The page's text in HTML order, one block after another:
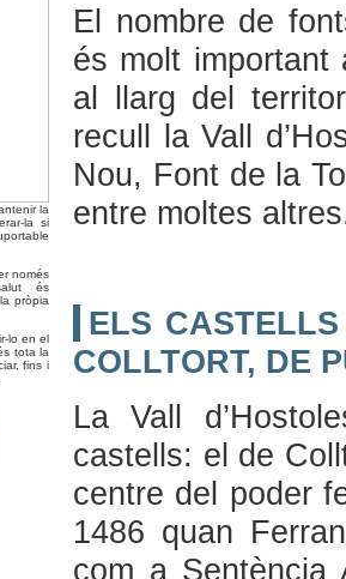
la
la si
només
és
pròpia
lo en el
tota la
fins i
El nombre de
és molt important
al llarg del
recull la Vall
Nou, Font de la
entre moltes
ELS
COLLTORT, DE
La Vall
castells: el de
centre del poder
1486 quan
com a Sentència